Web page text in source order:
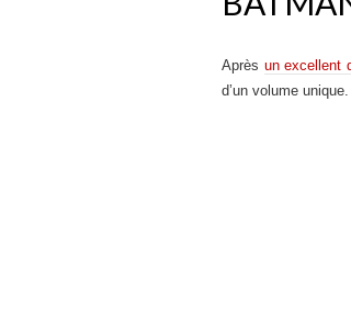
Après un excellent
d’un volume unique.